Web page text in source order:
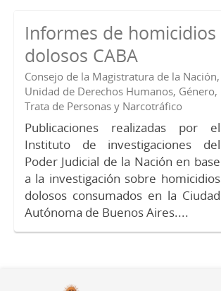
Informes de homicidios
dolosos CABA
Consejo de la Magistratura de la Nación,
Unidad de Derechos Humanos, Género,
Trata de Personas y Narcotráfico
Publicaciones realizadas por el
Instituto de investigaciones del
Poder Judicial de la Nación en base
a la investigación sobre homicidios
dolosos consumados en la Ciudad
Autónoma de Buenos Aires....